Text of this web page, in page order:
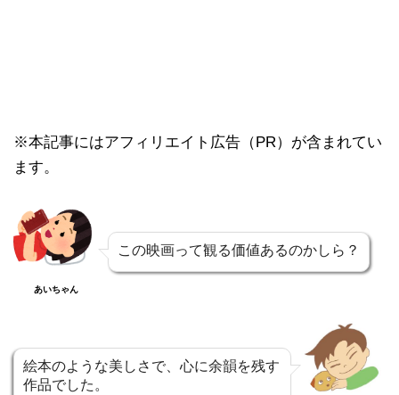
※本記事にはアフィリエイト広告（PR）が含まれてい
ます。
あいちゃん
この映画って観る価値あるのかしら？
絵本のような美しさで、心に余韻を残す
作品でした。